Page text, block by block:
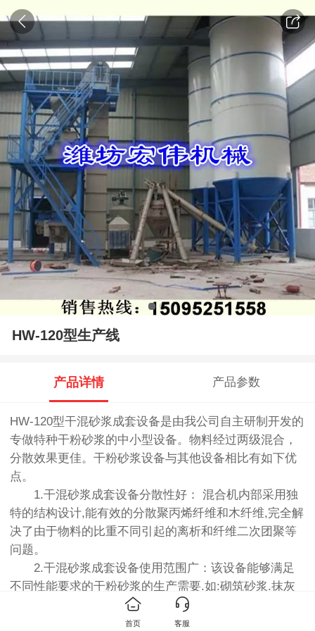
HW-120型生产线
产品详情 产品参数
HW-120型干混砂浆成套设备是由我公司自主研制开发的
专做特种干粉砂浆的中小型设备。物料经过两级混合，
分散效果更佳。干粉砂浆设备与其他设备相比有如下优
点。
1.干混砂浆成套设备分散性好： 混合机内部采用独
特的结构设计,能有效的分散聚丙烯纤维和木纤维,完全解
决了由于物料的比重不同引起的离析和纤维二次团聚等
问题。
2.干混砂浆成套设备使用范围广：该设备能够满足
不同性能要求的干粉砂浆的生产需要.如:砌筑砂浆.抹灰
砂浆.保温系统所需砂浆.装饰砂浆等各种干粉砂浆。
3.干混砂浆成套设备性价比高：该设备具有明显的
首页 客服